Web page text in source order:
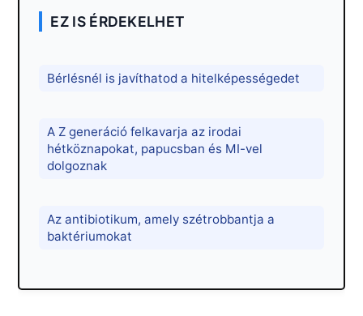
EZ IS ÉRDEKELHET
Bérlésnél is javíthatod a hitelképességedet
A Z generáció felkavarja az irodai
hétköznapokat, papucsban és MI-vel
dolgoznak
Az antibiotikum, amely szétrobbantja a
baktériumokat